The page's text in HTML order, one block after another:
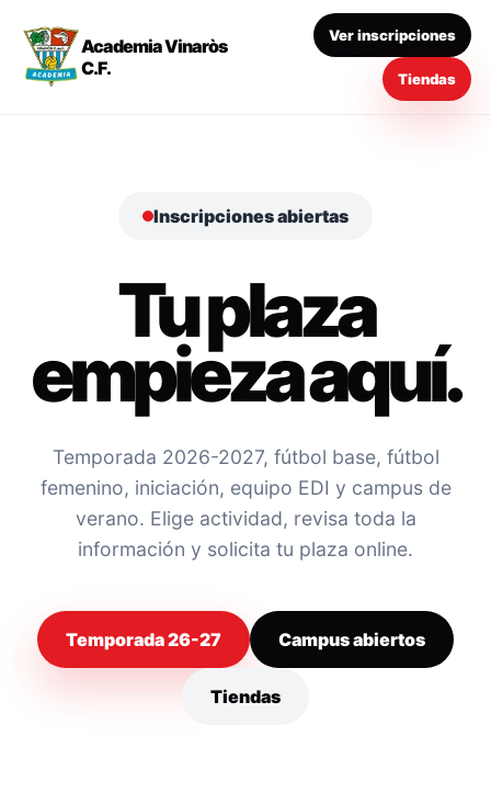
Academia Vinaròs
C.F.
Ver inscripciones
Tiendas
Inscripciones abiertas
Tu plaza
empieza aquí.
Temporada 2026-2027, fútbol base, fútbol
femenino, iniciación, equipo EDI y campus de
verano. Elige actividad, revisa toda la
información y solicita tu plaza online.
Temporada 26-27 Campus abiertos
Tiendas